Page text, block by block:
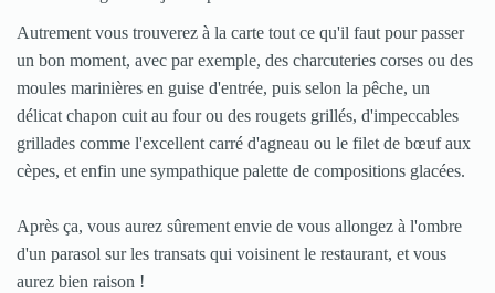
Autrement vous trouverez à la carte tout ce qu'il faut pour passer
un bon moment, avec par exemple, des charcuteries corses ou des
moules marinières en guise d'entrée, puis selon la pêche, un
délicat chapon cuit au four ou des rougets grillés, d'impeccables
grillades comme l'excellent carré d'agneau ou le filet de bœuf aux
cèpes, et enfin une sympathique palette de compositions glacées.
Après ça, vous aurez sûrement envie de vous allongez à l'ombre
d'un parasol sur les transats qui voisinent le restaurant, et vous
aurez bien raison !